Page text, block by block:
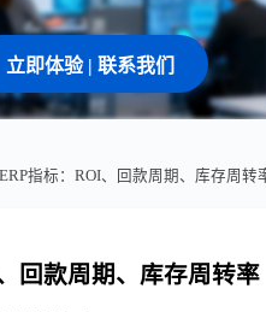
立即体验 | 联系我们
指标：ROI、回款周期、库存周转
回款周期、库存周转率